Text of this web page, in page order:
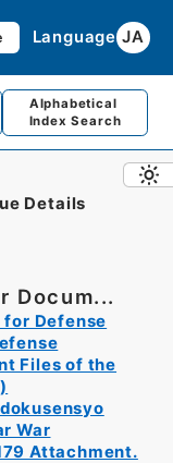
Language JA
Alphabetical
Index Search
Details
Docum...
Defense
Files of the
War
Attachment.